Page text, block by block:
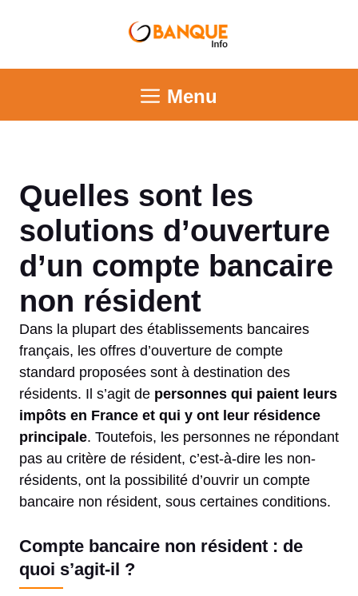
Menu
Quelles sont les
solutions d’ouverture
d’un compte bancaire
non résident
Dans la plupart des établissements bancaires
français, les offres d’ouverture de compte
standard proposées sont à destination des
résidents. Il s’agit de personnes qui paient leurs
impôts en France et qui y ont leur résidence
principale. Toutefois, les personnes ne répondant
pas au critère de résident, c’est-à-dire les non-
résidents, ont la possibilité d’ouvrir un compte
bancaire non résident, sous certaines conditions.
Compte bancaire non résident : de
quoi s’agit-il ?